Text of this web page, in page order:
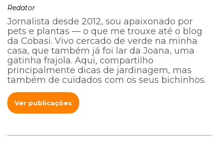
Redator
Jornalista desde 2012, sou apaixonado por
pets e plantas — o que me trouxe até o blog
da Cobasi. Vivo cercado de verde na minha
casa, que também já foi lar da Joana, uma
gatinha frajola. Aqui, compartilho
principalmente dicas de jardinagem, mas
também de cuidados com os seus bichinhos.
Ver publicações